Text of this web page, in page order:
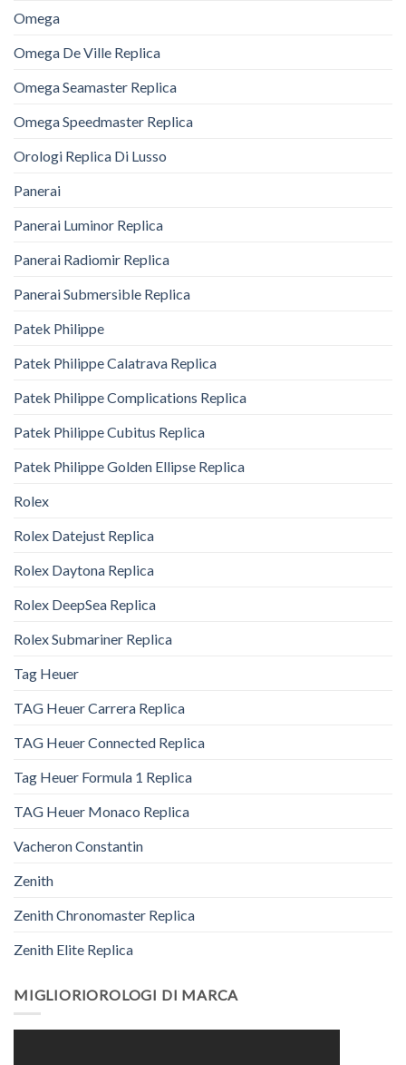
Omega
Omega De Ville Replica
Omega Seamaster Replica
Omega Speedmaster Replica
Orologi Replica Di Lusso
Panerai
Panerai Luminor Replica
Panerai Radiomir Replica
Panerai Submersible Replica
Patek Philippe
Patek Philippe Calatrava Replica
Patek Philippe Complications Replica
Patek Philippe Cubitus Replica
Patek Philippe Golden Ellipse Replica
Rolex
Rolex Datejust Replica
Rolex Daytona Replica
Rolex DeepSea Replica
Rolex Submariner Replica
Tag Heuer
TAG Heuer Carrera Replica
TAG Heuer Connected Replica
Tag Heuer Formula 1 Replica
TAG Heuer Monaco Replica
Vacheron Constantin
Zenith
Zenith Chronomaster Replica
Zenith Elite Replica
MIGLIORIOROLOGI DI MARCA